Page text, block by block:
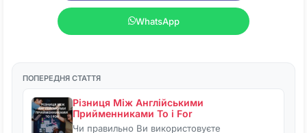
WhatsApp
ПОПЕРЕДНЯ СТАТТЯ
Різниця Між Англійськими
Прийменниками To і For
Чи правильно Ви використовуєте